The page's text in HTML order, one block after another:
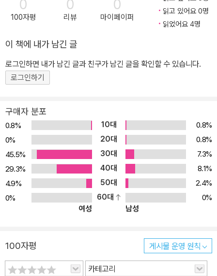
0
100자평
0
리뷰
0
마이페이퍼
읽고 있어요 0명
읽었어요 4명
이 책에 내가 남긴 글
로그인하면 내가 남긴 글과 친구가 남긴 글을 확인할 수 있습니다.
로그인하기
구매자 분포
0.8% 10대
0.8%
0%
20대
0.8%
45.5%
30대
7.3%
29.3%
40대
8.1%
4.9%
50대
2.4%
0%
60대
0%
여성
남성
100자평 게시물 운영 원칙
카테고리